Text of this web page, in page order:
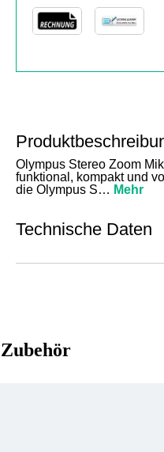
Olympus Stereo Zoom
funktional, kompakt und
die Olympus S… Mehr
Technische Daten
Zubehör